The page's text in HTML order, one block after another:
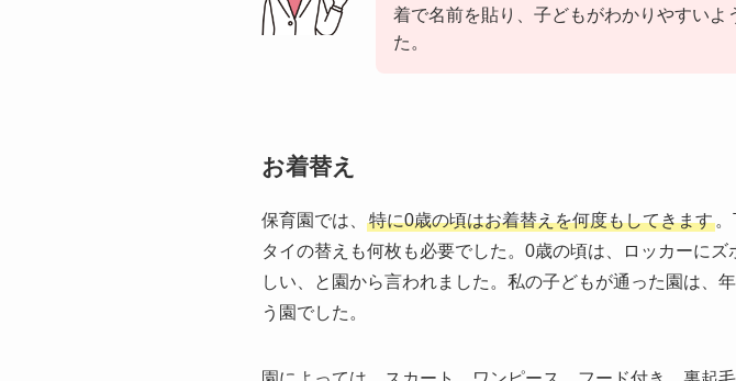
着で名前を貼り、子どもがわかりやすいよ
た。
お着替え
保育園では、 特に0歳の頃はお着替えを何度もしてきます
タイの替えも何枚も必要でした。0歳の頃は、ロッカーに
しい、と園から言われました。私の子どもが通った園は、
う園でした。